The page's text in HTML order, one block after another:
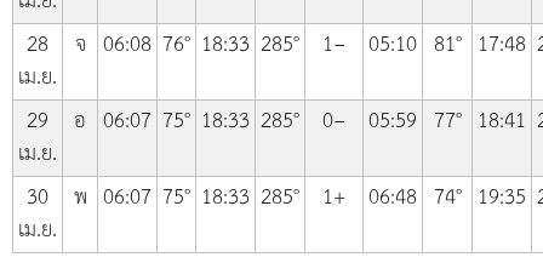
28
เม.ย.
จ 06:08 76° 18:33 285° 1− 05:10 81° 17:48
29
เม.ย.
อ 06:07 75° 18:33 285° 0− 05:59 77° 18:41
30
เม.ย.
พ 06:07 75° 18:33 285° 1+ 06:48 74° 19:35